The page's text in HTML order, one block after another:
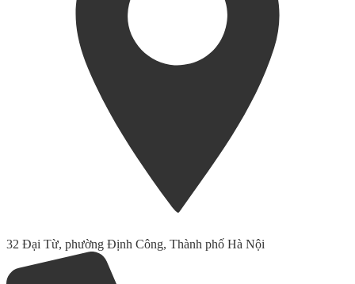
32 Đại Từ, phường Định Công, Thành phố Hà Nội